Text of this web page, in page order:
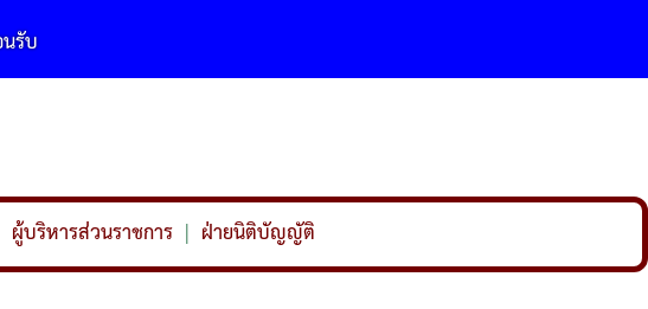
ผู้บริหารส่วนราชการ | ฝ่ายนิติบัญญัติ